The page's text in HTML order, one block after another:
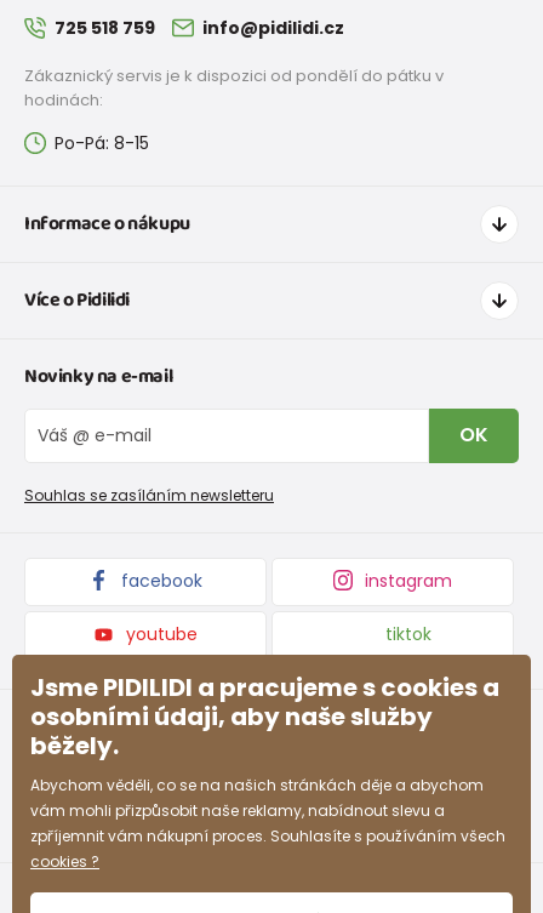
725 518 759 info@pidilidi.cz
Zákaznický servis je k dispozici od pondělí do pátku v
hodinách:
Po-Pá: 8-15
Informace o nákupu
Doprava a platba
Tabulka velikostí obuvi
Vrácení zboží a reklamace
Reklamační řád
Více o Pidilidi
O nás
Blog
Velkoobchod PiDiLiDi
Affiliate program
Kolekce zboží
Novinky na e-mail
OK
Souhlas se zasíláním newsletteru
facebook instagram
youtube tiktok
Jsme PIDILIDI a pracujeme s cookies a
osobními údaji, aby naše služby
běžely.
Abychom věděli, co se na našich stránkách děje a abychom
vám mohli přizpůsobit naše reklamy, nabídnout slevu a
zpříjemnit vám nákupní proces. Souhlasíte s používáním všech
cookies ?